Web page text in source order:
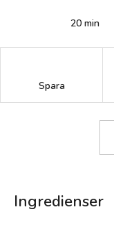
20 min
Spara
Ingredienser